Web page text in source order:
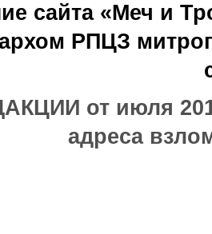
сайта «Меч и
РПЦЗ
от июля
адреса